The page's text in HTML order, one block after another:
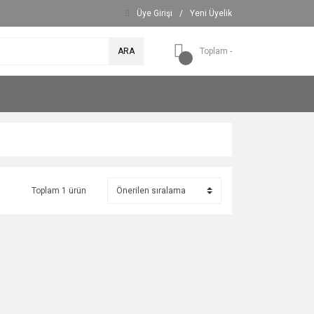
Üye Girişi / Yeni Üyelik
ARA Toplam -
Toplam 1 ürün